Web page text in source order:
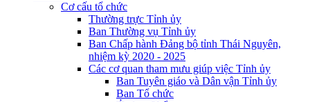
Cơ cấu tổ chức
Thường trực Tỉnh ủy
Ban Thường vụ Tỉnh ủy
Ban Chấp hành Đảng bộ tỉnh Thái Nguyên,
nhiệm kỳ 2020 - 2025
Các cơ quan tham mưu giúp việc Tỉnh ủy
Ban Tuyên giáo và Dân vận Tỉnh ủy
Ban Tổ chức